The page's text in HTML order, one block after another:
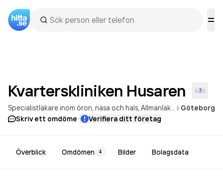
Kvarterskliniken Husaren
Specialistläkare inom öron, näsa och hals Allmänläkare i Göteborg
Skriv ett omdöme· Verifiera ditt företag
Överblick Omdömen 4 Bilder Bolagsdata